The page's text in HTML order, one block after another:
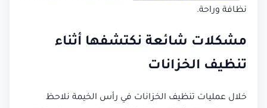
نظافة وراحة.
مشكلات شائعة نكتشفها أثناء
تنظيف الخزانات
خلال عمليات تنظيف الخزانات في رأس الخيمة نلاحظ